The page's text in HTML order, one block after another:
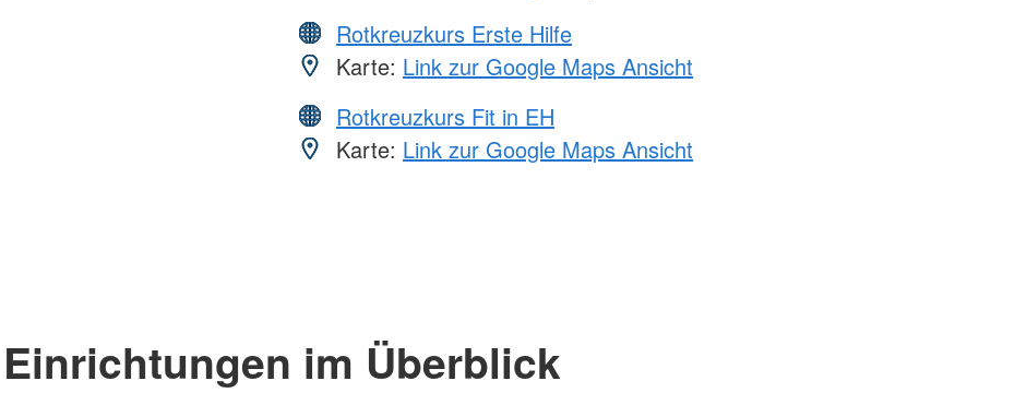
Rotkreuzkurs Erste Hilfe
Karte: Link zur Google Maps Ansicht
Rotkreuzkurs Fit in EH
Karte: Link zur Google Maps Ansicht
Einrichtungen im Überblick